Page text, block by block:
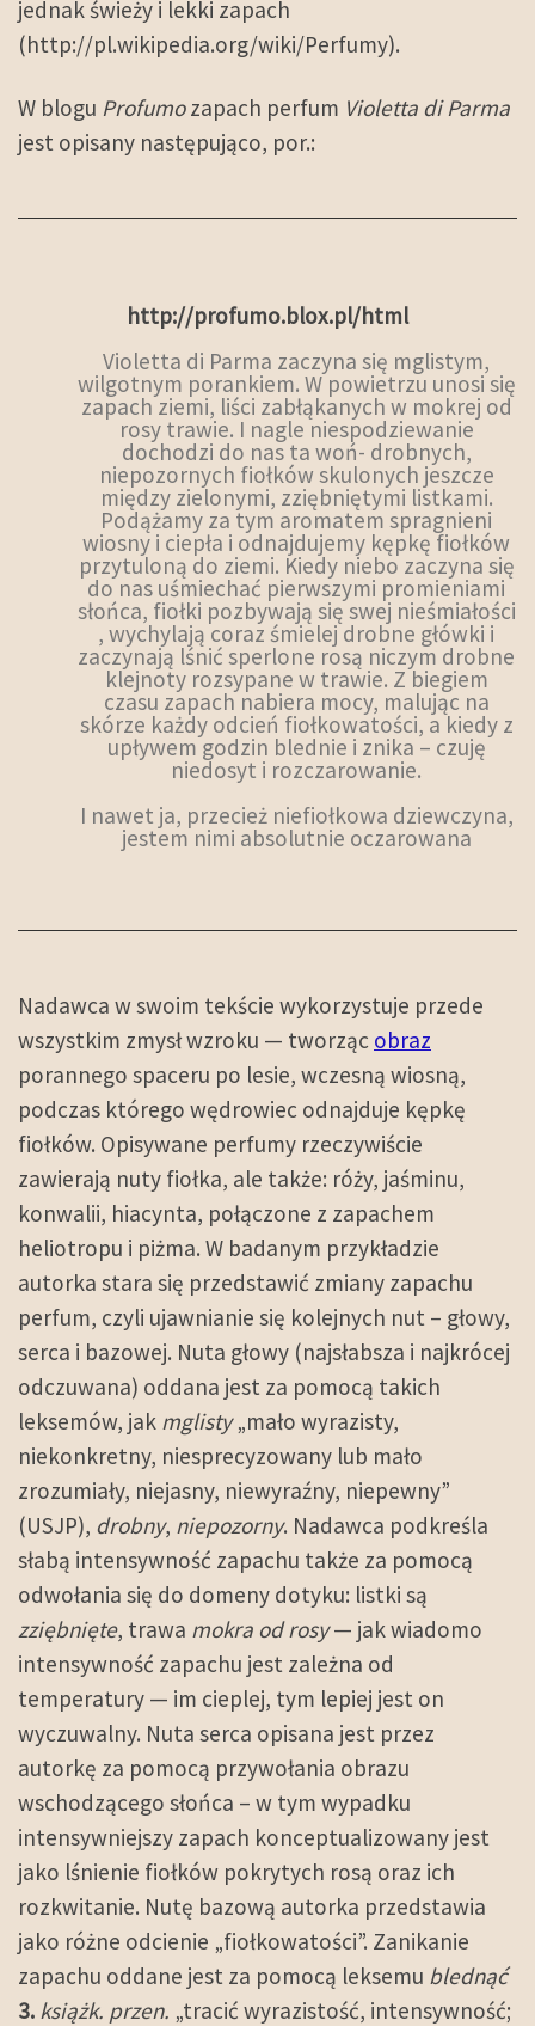
jednak świeży i lekki zapach
(http://pl.wikipedia.org/wiki/Perfumy).
W blogu Profumozapach perfum Violetta di Parma
jest opisany następująco, por.:
http://profumo.blox.pl/html
Violetta di Parma zaczyna się mglistym,
wilgotnym porankiem. W powietrzu unosi się
zapach ziemi, liści zabłąkanych w mokrej od
rosy trawie. I nagle niespodziewanie
dochodzi do nas ta woń- drobnych,
niepozornych fiołków skulonych jeszcze
między zielonymi, zziębniętymi listkami.
Podążamy za tym aromatem spragnieni
wiosny i ciepła i odnajdujemy kępkę fiołków
przytuloną do ziemi. Kiedy niebo zaczyna się
do nas uśmiechać pierwszymi promieniami
słońca, fiołki pozbywają się swej nieśmiałości
, wychylają coraz śmielej drobne główki i
zaczynają lśnić sperlone rosą niczym drobne
klejnoty rozsypane w trawie. Z biegiem
czasu zapach nabiera mocy, malując na
skórze każdy odcień fiołkowatości, a kiedy z
upływem godzin blednie i znika – czuję
niedosyt i rozczarowanie.
I nawet ja, przecież niefiołkowa dziewczyna,
jestem nimi absolutnie oczarowana
Nadawca w swoim tekście wykorzystuje przede
wszystkim zmysł wzroku — tworząc obraz
porannego spaceru po lesie, wczesną wiosną,
podczas którego wędrowiec odnajduje kępkę
fiołków. Opisywane perfumy rzeczywiście
zawierają nuty fiołka, ale także: róży, jaśminu,
konwalii, hiacynta, połączone z zapachem
heliotropu i piżma. W badanym przykładzie
autorka stara się przedstawić zmiany zapachu
perfum, czyli ujawnianie się kolejnych nut – głowy,
serca i bazowej. Nuta głowy (najsłabsza i najkrócej
odczuwana) oddana jest za pomocą takich
leksemów, jak mglisty„mało wyrazisty,
niekonkretny, niesprecyzowany lub mało
zrozumiały, niejasny, niewyraźny, niepewny”
(USJP), drobny, niepozorny. Nadawca podkreśla
słabą intensywność zapachu także za pomocą
odwołania się do domeny dotyku: listki są
zziębnięte, trawa mokra od rosy— jak wiadomo
intensywność zapachu jest zależna od
temperatury — im cieplej, tym lepiej jest on
wyczuwalny. Nuta serca opisana jest przez
autorkę za pomocą przywołania obrazu
wschodzącego słońca – w tym wypadku
intensywniejszy zapach konceptualizowany jest
jako lśnienie fiołków pokrytych rosą oraz ich
rozkwitanie. Nutę bazową autorka przedstawia
jako różne odcienie „fiołkowatości”. Zanikanie
zapachu oddane jest za pomocą leksemu blednąć
3. książk. przen. „tracić wyrazistość, intensywność;